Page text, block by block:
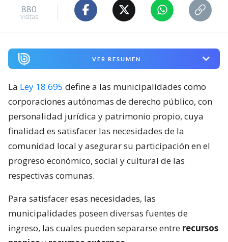
880
visitas
VER RESUMEN
La Ley 18.695 define a las municipalidades como
corporaciones autónomas de derecho público, con
personalidad jurídica y patrimonio propio, cuya
finalidad es satisfacer las necesidades de la
comunidad local y asegurar su participación en el
progreso económico, social y cultural de las
respectivas comunas.
Para satisfacer esas necesidades, las
municipalidades poseen diversas fuentes de
ingreso, las cuales pueden separarse entre recursos